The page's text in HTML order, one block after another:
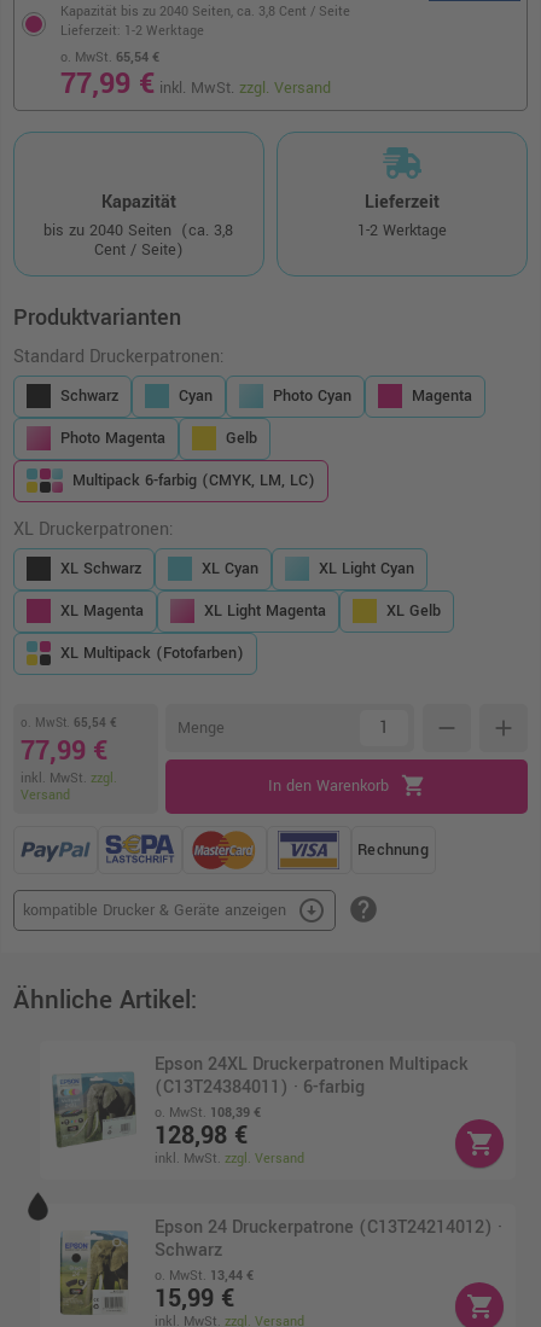
Kapazität bis zu 2040 Seiten, ca. 3,8 Cent / Seite
o. MwSt. 65,54 €
77,99 € inkl. MwSt.zzgl. Versand
Lieferzeit: 1-2 Werktage
Kapazität
bis zu 2040 Seiten (ca. 3,8
Cent / Seite)
Lieferzeit
1-2 Werktage
Produktvarianten
Standard Druckerpatronen:
Schwarz Cyan Photo Cyan
Magenta
Photo Magenta
Gelb
Multipack 6-farbig (CMYK, LM, LC)
XL Druckerpatronen:
XL Schwarz XL Cyan
XL Light Cyan
XL Magenta
XL Light Magenta
XL Gelb
XL Multipack (Fotofarben)
o. MwSt. 65,54 €
77,99 €
inkl. MwSt. zzgl.
Versand
Menge remove add
In den Warenkorb shopping_cart
Rechnung
kompatible Drucker & Geräte anzeigen arrow_circle_down help
Ähnliche Artikel:
Epson 24XL Druckerpatronen Multipack
(C13T24384011) · 6-farbig
o. MwSt. 108,39 €
128,98 €
inkl. MwSt.zzgl. Versand
shopping_cart
Epson 24 Druckerpatrone (C13T24214012) ·
Schwarz
o. MwSt. 13,44 €
15,99 €
inkl. MwSt.zzgl. Versand
shopping_cart